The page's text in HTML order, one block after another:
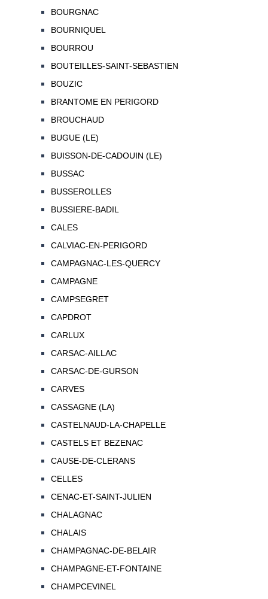
BOURGNAC
BOURNIQUEL
BOURROU
BOUTEILLES-SAINT-SEBASTIEN
BOUZIC
BRANTOME EN PERIGORD
BROUCHAUD
BUGUE (LE)
BUISSON-DE-CADOUIN (LE)
BUSSAC
BUSSEROLLES
BUSSIERE-BADIL
CALES
CALVIAC-EN-PERIGORD
CAMPAGNAC-LES-QUERCY
CAMPAGNE
CAMPSEGRET
CAPDROT
CARLUX
CARSAC-AILLAC
CARSAC-DE-GURSON
CARVES
CASSAGNE (LA)
CASTELNAUD-LA-CHAPELLE
CASTELS ET BEZENAC
CAUSE-DE-CLERANS
CELLES
CENAC-ET-SAINT-JULIEN
CHALAGNAC
CHALAIS
CHAMPAGNAC-DE-BELAIR
CHAMPAGNE-ET-FONTAINE
CHAMPCEVINEL